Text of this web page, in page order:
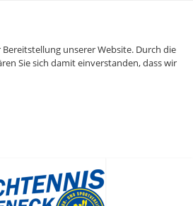
unserer Website. Durch die
Sie sich damit einverstanden, dass wir